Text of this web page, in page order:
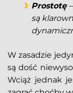
Prostotę
są
W zasadzie
są dość
Wciąż jednak